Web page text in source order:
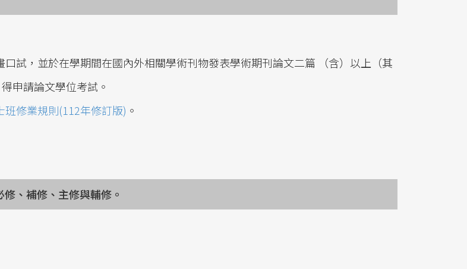
試，並於在學期間在國內外相關學術刊物發表學術期刊論文二篇 （含）以上（其
申請論文學位考試。
修業規則(112年修訂版) 。
、補修、主修與輔修。